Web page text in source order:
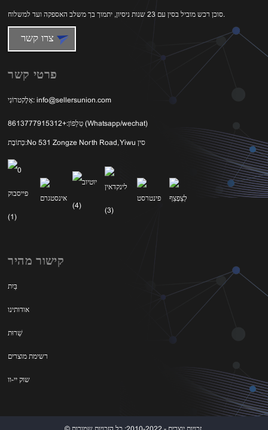
סוכן רכש מוביל בסין עם 23 שנות ניסיון, יתמוך בך משלב האספקה ​​ועד למשלוח.
צרו קשר
פרטי קשר
אֶלֶקטרוֹנִי: info@sellersunion.com
טֵלֵפוֹן: +8613777915312 (Whatsapp/wechat)
כְּתוֹבֶת: No 531 Zongze North Road, Yiwu סין
קישור מהיר
בַּיִת
אודותינו
שֵׁרוּת
רשימת מוצרים
שוק יי-וו